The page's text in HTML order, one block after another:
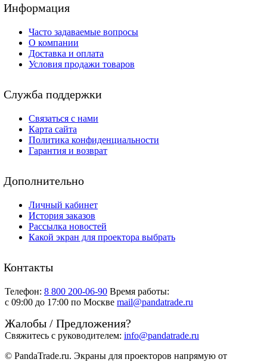
Информация
Часто задаваемые вопросы
О компании
Доставка и оплата
Условия продажи товаров
Служба поддержки
Связаться с нами
Карта сайта
Политика конфиденциальности
Гарантия и возврат
Дополнительно
Личный кабинет
История заказов
Рассылка новостей
Какой экран для проектора выбрать
Контакты
Телефон: 8 800 200-06-90 Время работы:
c 09:00 до 17:00 по Москве mail@pandatrade.ru
Жалобы / Предложения?
Свяжитесь с руководителем: info@pandatrade.ru
© PandaTrade.ru. Экраны для проекторов напрямую от